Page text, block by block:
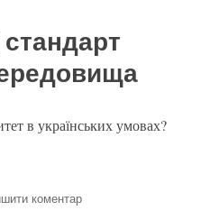
на
для
в українських умовах?
стандарт освітнього
коментардо